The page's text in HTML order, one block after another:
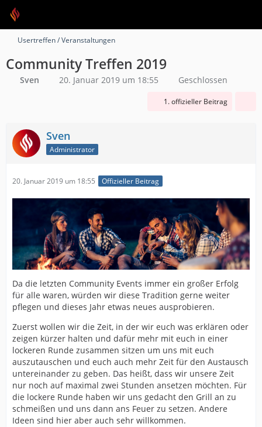
Usertreffen / Veranstaltungen
Community Treffen 2019
Sven 20. Januar 2019 um 18:55 Geschlossen
1. offizieller Beitrag
Sven
Administrator
20. Januar 2019 um 18:55 Offizieller Beitrag
Da die letzten Community Events immer ein großer Erfolg
für alle waren, würden wir diese Tradition gerne weiter
pflegen und dieses Jahr etwas neues ausprobieren.
Zuerst wollen wir die Zeit, in der wir euch was erklären oder
zeigen kürzer halten und dafür mehr mit euch in einer
lockeren Runde zusammen sitzen um uns mit euch
auszutauschen und euch auch mehr Zeit für den Austausch
untereinander zu geben. Das heißt, dass wir unsere Zeit
nur noch auf maximal zwei Stunden ansetzen möchten. Für
die lockere Runde haben wir uns gedacht den Grill an zu
schmeißen und uns dann ans Feuer zu setzen. Andere
Ideen sind hier aber auch sehr willkommen.